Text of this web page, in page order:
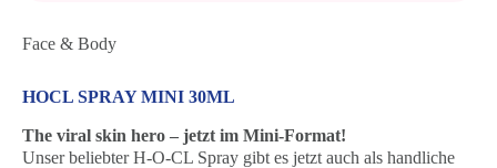
Face & Body
HOCL SPRAY MINI 30ML
The viral skin hero – jetzt im Mini-Format!
Unser beliebter H-O-CL Spray gibt es jetzt auch als handliche